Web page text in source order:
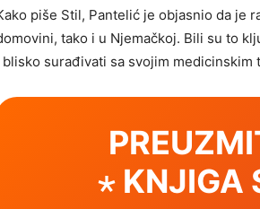
piše Stil, Pantelić je objasnio da je
tako i u Njemačkoj. Bili su to
blisko surađivati ​​sa svojim medicinskim
⋆ KNJIGA